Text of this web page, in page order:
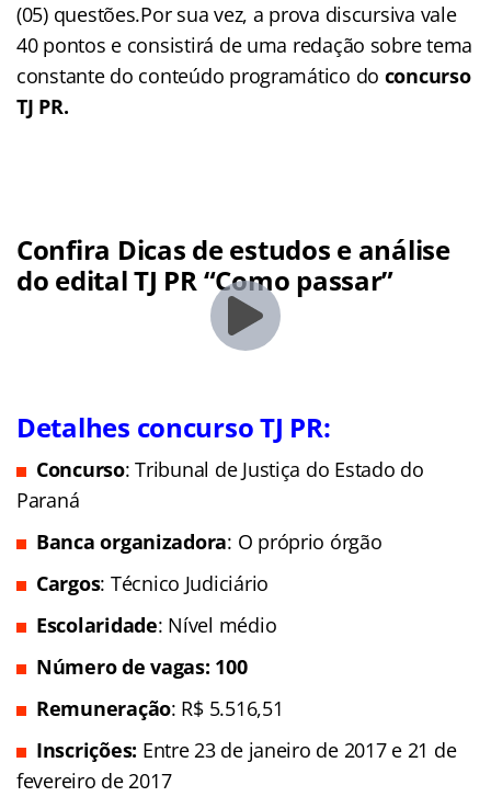
(05) questões.Por sua vez, a prova discursiva vale
40 pontos e consistirá de uma redação sobre tema
constante do conteúdo programático do concurso
TJ PR.
Confira Dicas de estudos e análise
do edital TJ PR“Como passar”
Detalhes concurso TJ PR:
Concurso: Tribunal de Justiça do Estado do
Paraná
Banca organizadora: O próprio órgão
Cargos: Técnico Judiciário
Escolaridade: Nível médio
Número de vagas: 100
Remuneração: R$ 5.516,51
Inscrições: Entre 23 de janeiro de 2017 e 21 de
fevereiro de 2017